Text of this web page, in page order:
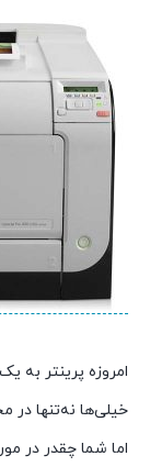
امروزه پرینتر به
خیلی‌ها نه‌تنها در
اما شما چقدر در